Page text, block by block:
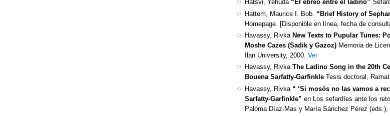
Hatsvi, Yehuda “El ebreo entre el ladino”
Hattem, Maurice I. Bob. “Brief History of
Homepage. [Disponible en línea, fecha de
Havassy, Rivka New Texts to Pupular Tunes:
Moshe Cazes (Sadik y Gazoz) Memoria de
Ilan University, 2000. Ver
Havassy, Rivka The Ladino Song in the 20th
Bouena Sarfatty-Garfinkle Tesis doctoral,
Havassy, Rivka “ ‘Si mosós no las vamos a
Sarfatty-Garfinkle” en Los sefardíes ante los
Paloma Díaz-Mas y María Sánchez Pérez (eds.),